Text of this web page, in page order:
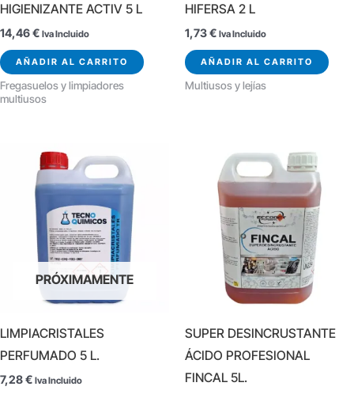
HIGIENIZANTE ACTIV 5 L
14,46€ Iva Incluido
AÑADIR AL CARRITO
Fregasuelos y limpiadores
multiusos
HIFERSA 2 L
1,73€ Iva Incluido
AÑADIR AL CARRITO
Multiusos y lejías
PRÓXIMAMENTE
LIMPIACRISTALES
PERFUMADO 5 L.
7,28€ Iva Incluido
SUPER DESINCRUSTANTE
ÁCIDO PROFESIONAL
FINCAL 5L.